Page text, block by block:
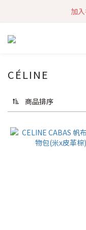
加
加
CÉLINE
商品排序